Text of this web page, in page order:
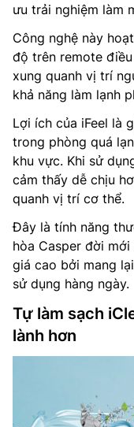
ưu trải nghiệm làm
Công nghệ này
độ trên remote
xung quanh vị trí
khả năng làm lạnh
Lợi ích của iFeel là
trong phòng quá
khu vực. Khi sử
cảm thấy dễ chịu
quanh vị trí cơ thể.
Đây là tính năng
hòa Casper đời
giá cao bởi mang
sử dụng hàng ngày.
Tự làm sạch
lành hơn